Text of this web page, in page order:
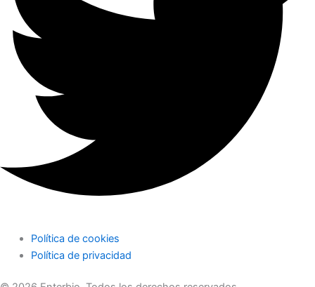
Política de cookies
Política de privacidad